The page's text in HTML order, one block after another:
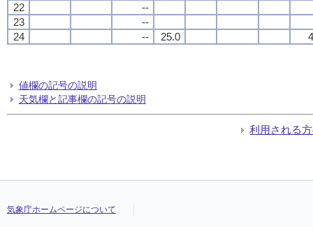
22
--
23
--
24
-- 25.0
値欄の記号の説明
天気欄と記事欄の記号の説明
利用される
気象庁ホームページについて